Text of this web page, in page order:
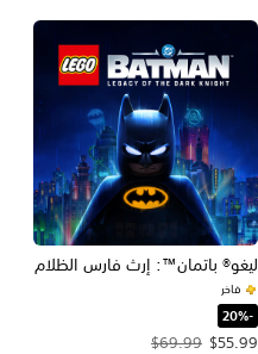
ليغو® باتمان™: إرث فارس الظلام
فاخر
‏-20%‏
$55.99
سعر العرض $55.99‏. السعر الأصلي، $69.99‏.$69.99